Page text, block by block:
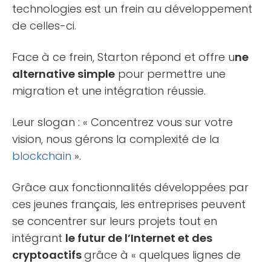
technologies est un frein au développement
de celles-ci.
Face à ce frein, Starton répond et offre une
alternative simple pour permettre une
migration et une intégration réussie.
Leur slogan : « Concentrez vous sur votre
vision, nous gérons la complexité de la
blockchain ».
Grâce aux fonctionnalités développées par
ces jeunes français, les entreprises peuvent
se concentrer sur leurs projets tout en
intégrant le futur de l’Internet et des
cryptoactifsgrâce à « quelques lignes de